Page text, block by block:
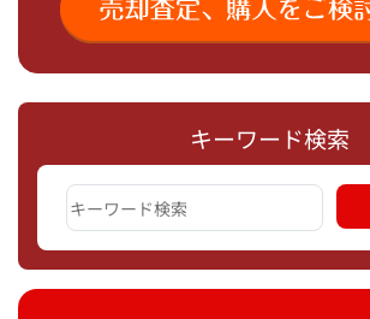
キーワード検索